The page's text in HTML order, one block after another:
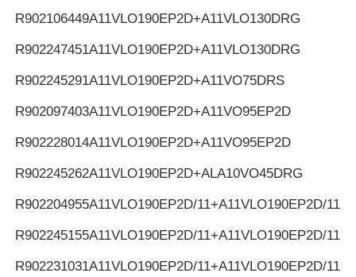
R902106449A11VLO190EP2D+A11VLO130DRG
R902247451A11VLO190EP2D+A11VLO130DRG
R902245291A11VLO190EP2D+A11VO75DRS
R902097403A11VLO190EP2D+A11VO95EP2D
R902228014A11VLO190EP2D+A11VO95EP2D
R902245262A11VLO190EP2D+ALA10VO45DRG
R902204955A11VLO190EP2D/11+A11VLO190EP2D/11
R902245155A11VLO190EP2D/11+A11VLO190EP2D/11
R902231031A11VLO190EP2D/11+A11VLO190EP2D/11